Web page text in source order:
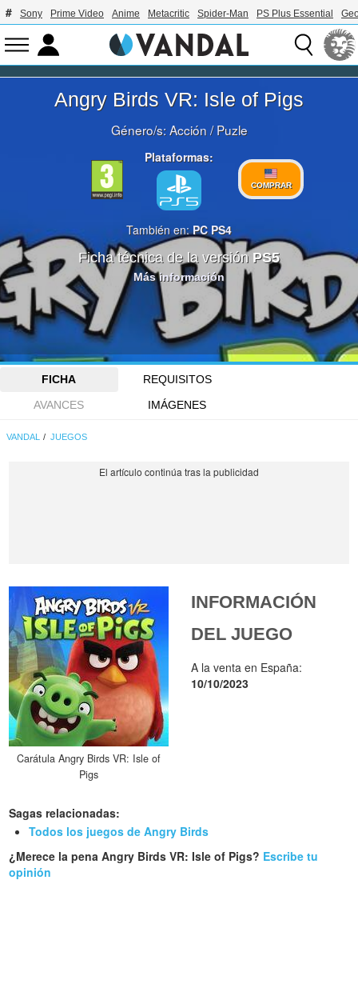
Sony Prime Video Anime Metacritic Spider-Man PS Plus Essential
Angry Birds VR: Isle of Pigs
Género/s:Acción/Puzle
Plataformas:
COMPRAR
También en:PC PS4
Ficha técnica de la versión PS5
Más información
FICHA
REQUISITOS
AVANCES
IMÁGENES
VANDAL JUEGOS
Carátula Angry Birds VR: Isle of
Pigs
INFORMACIÓN
DEL JUEGO
A la venta en España:
10/10/2023
Sagas relacionadas:
Todos los juegos de Angry Birds
¿Merece la pena Angry Birds VR: Isle of Pigs? Escribe tu
opinión